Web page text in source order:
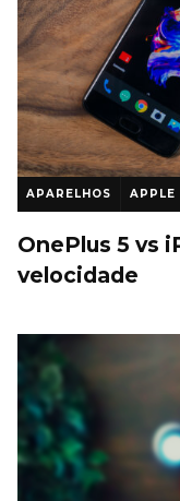
APARELHOS APPLE
OnePlus 5 vs
velocidade